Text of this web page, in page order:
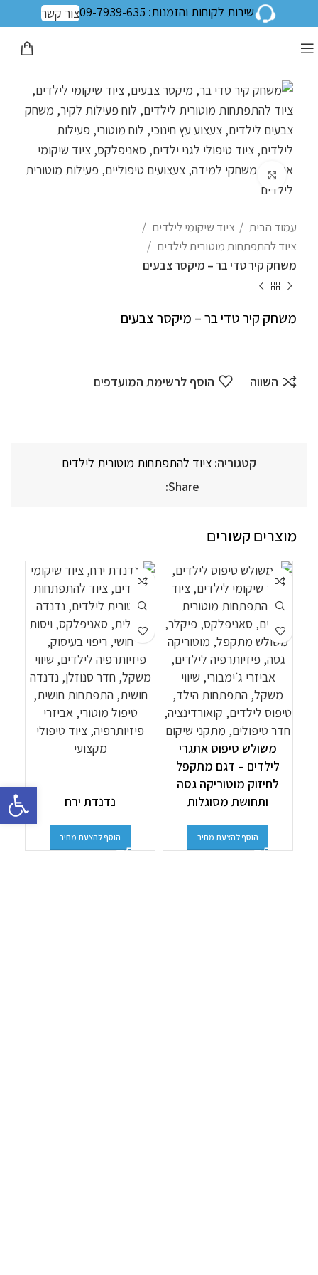
שירות לקוחות והזמנות: 09-7939-635 צור קשר
לחצו להגדלה
עמוד הבית
ציוד שיקומי לילדים
ציוד להתפתחות מוטורית לילדים
משחק קיר טדי בר – מיקסר צבעים
משחק קיר טדי בר – מיקסר צבעים
השווה הוסף לרשימת המועדפים
קטגוריה: ציוד להתפתחות מוטורית לילדים
Share:
מוצרים קשורים
משולש טיפוס אתגרי
לילדים – דגם מתקפל
לחיזוק מוטוריקה גסה
ותחושת מסוגלות
הוסף להצעת מחיר
נדנדת ירח
הוסף להצעת מחיר
פתח